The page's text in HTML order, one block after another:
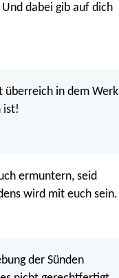
dabei gib auf dich
überreich in dem Werk
ist!
ermuntern, seid
wird mit euch sein.
der Sünden